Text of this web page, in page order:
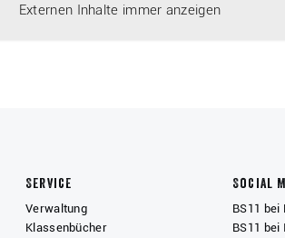
Externen Inhalte immer anzeigen
Service
Verwaltung
Klassenbücher
Social
BS11 bei
BS11 bei